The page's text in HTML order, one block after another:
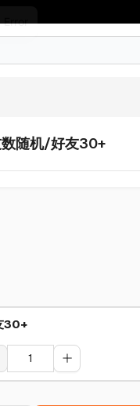
随机/好友30+
30+